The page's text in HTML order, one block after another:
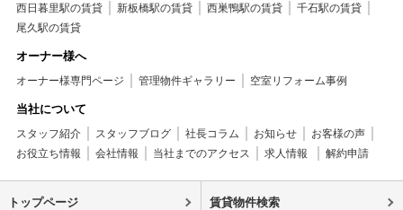
西日暮里駅の賃貸
新板橋駅の賃貸 西巣鴨駅の賃貸
千石駅の賃貸
尾久駅の賃貸
オーナー様へ
オーナー様専門ページ 管理物件ギャラリー 空室リフォーム事例
当社について
スタッフ紹介 スタッフブログ 社長コラム お知らせ
お客様の声
お役立ち情報
会社情報 当社までのアクセス 求人情報 解約申請
トップページ 賃貸物件検索